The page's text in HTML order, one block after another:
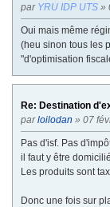
par YRU IDP UTS »
Oui mais même
(heu sinon tous les
"d'optimisation
Re: Destination
parloilodan » 07
Pas d'isf. Pas
il faut y être
Les produits sont
Donc une fois sur